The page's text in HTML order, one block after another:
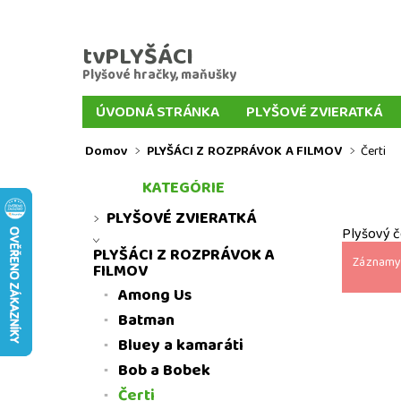
tvPLYŠÁCI
Plyšové hračky, maňušky
ÚVODNÁ STRÁNKA PLYŠOVÉ ZVIERATKÁ
VEĽKÍ PLYŠÁCI
PLYŠOVÉ KĽÚČENKY
DOPRAVA A PLATBA TOVARU
Domov PLYŠÁCI Z ROZPRÁVOK A FILMOV Čerti
Plyšový
KATEGÓRIE
PLYŠOVÉ ZVIERATKÁ
PLYŠÁCI Z ROZPRÁVOK A
FILMOV
Among Us
Batman
Bluey a kamaráti
Bob a Bobek
Čerti